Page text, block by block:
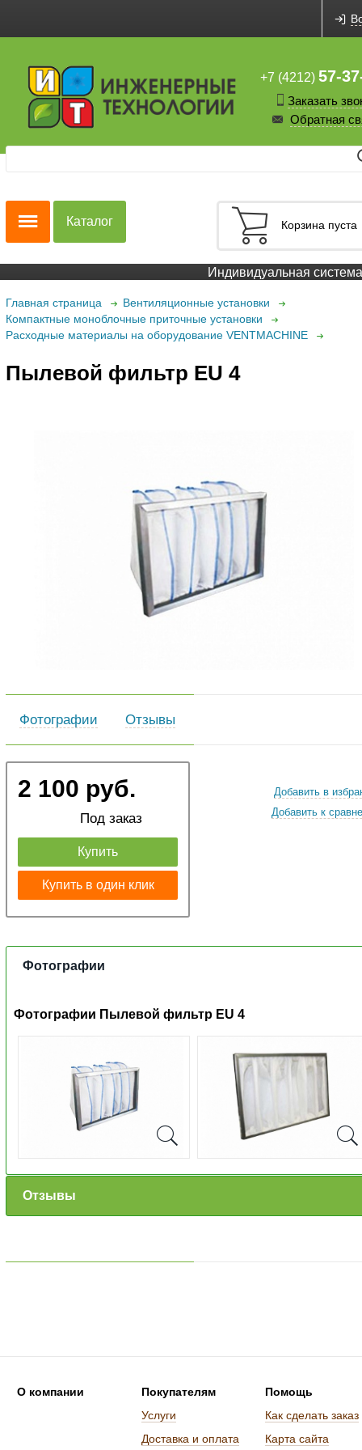
+7 (4212) 57-
Заказать
Обратная
Корзина пуста
Каталог
Индивидуальная система
Главная страница
Вентиляционные установки
Компактные моноблочные приточные установки
Расходные материалы на оборудование VENTMACHINE
Пылевой фильтр EU 4
Фотографии Отзывы
2 100 руб.
Под заказ
Купить
Купить в один клик
Добавить в
Добавить к
Фотографии
Фотографии Пылевой фильтр EU 4
Отзывы
О компании
Покупателям
Услуги
Доставка и оплата
Помощь
Как сделать заказ
Карта сайта